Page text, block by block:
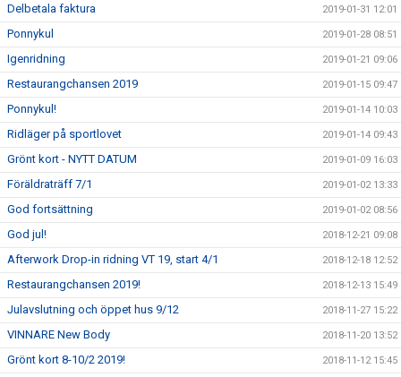
Delbetala faktura 2019-01-31 12:01
Ponnykul 2019-01-28 08:51
Igenridning 2019-01-21 09:06
Restaurangchansen 2019 2019-01-15 09:47
Ponnykul! 2019-01-14 10:03
Ridläger på sportlovet 2019-01-14 09:43
Grönt kort - NYTT DATUM 2019-01-09 16:03
Föräldraträff 7/1 2019-01-02 13:33
God fortsättning 2019-01-02 08:56
God jul! 2018-12-21 09:08
Afterwork Drop-in ridning VT 19, start 4/1 2018-12-18 12:52
Restaurangchansen 2019! 2018-12-13 15:49
Julavslutning och öppet hus 9/12 2018-11-27 15:22
VINNARE New Body 2018-11-20 13:52
Grönt kort 8-10/2 2019! 2018-11-12 15:45